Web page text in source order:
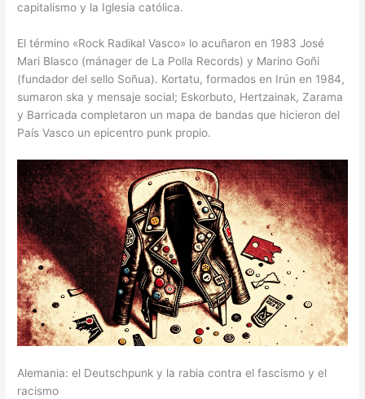
capitalismo y la Iglesia católica.
El término «Rock Radikal Vasco» lo acuñaron en 1983 José
Mari Blasco (mánager de La Polla Records) y Marino Goñi
(fundador del sello Soñua). Kortatu, formados en Irún en 1984,
sumaron ska y mensaje social; Eskorbuto, Hertzainak, Zarama
y Barricada completaron un mapa de bandas que hicieron del
País Vasco un epicentro punk propio.
Alemania: el Deutschpunk y la rabia contra el fascismo y el
racismo